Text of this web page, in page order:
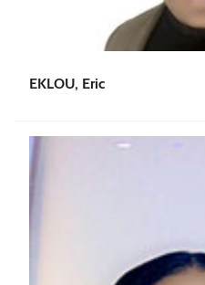
EKLOU, Eric